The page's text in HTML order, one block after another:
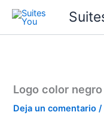
contenido
contenido
Logo color negro
Deja un comentario /